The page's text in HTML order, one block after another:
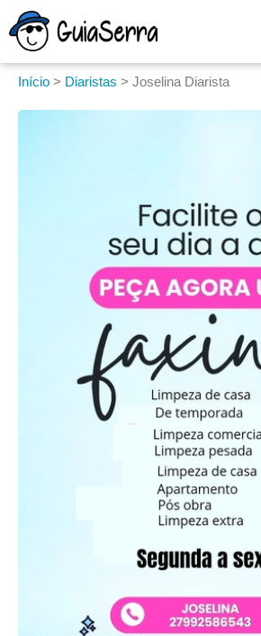
Início > Diaristas > Joselina Diarista